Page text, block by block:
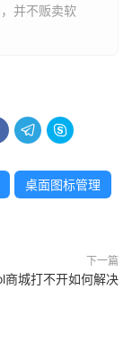
并不贩卖软
 
桌面图标管理
下一篇
商城打不开如何解决